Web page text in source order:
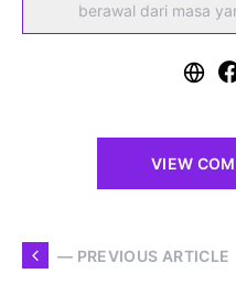
berawal dari masa
VIEW
— PREVIOUS ARTICLE